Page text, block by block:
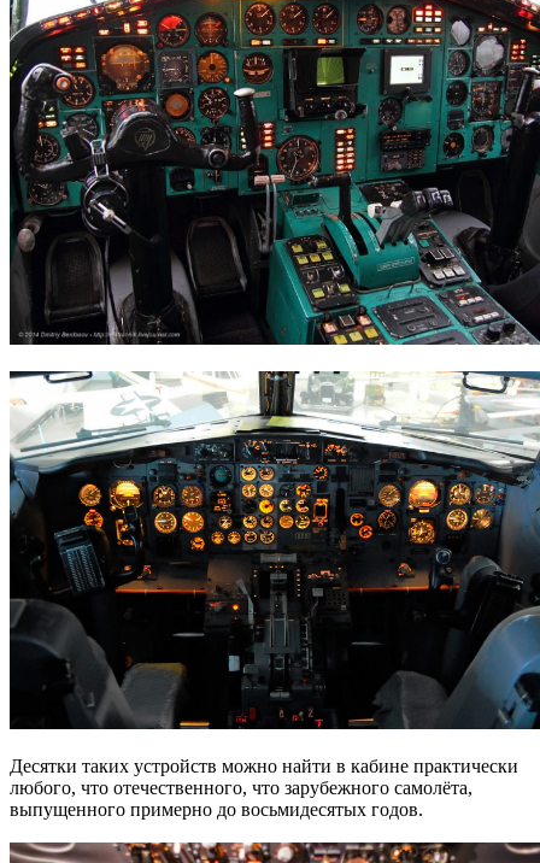
Десятки таких устройств можно найти в кабине практически
любого, что отечественного, что зарубежного самолёта,
выпущенного примерно до восьмидесятых годов.